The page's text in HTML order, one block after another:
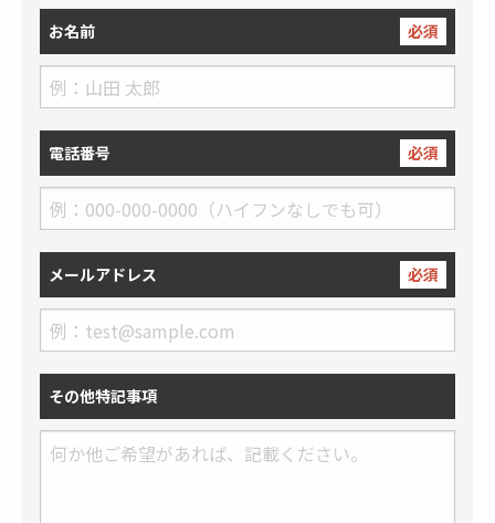
お名前 必須
電話番号 必須
メールアドレス 必須
その他特記事項